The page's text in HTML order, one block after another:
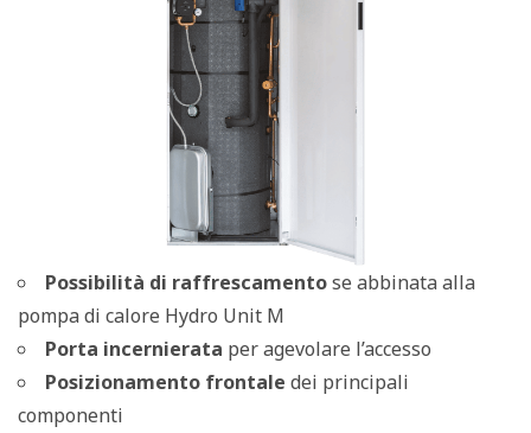
Possibilità di raffrescamentose abbinata alla
pompa di calore Hydro Unit M
Porta incernierata per agevolare l’accesso
Posizionamento frontale dei principali
componenti